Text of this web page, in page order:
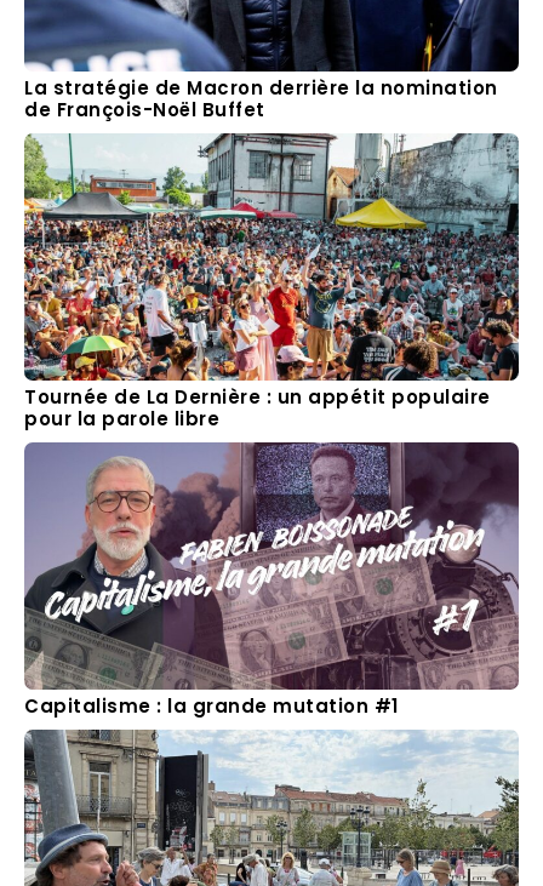
La stratégie de Macron derrière la nomination
de François-Noël Buffet
Tournée de La Dernière : un appétit populaire
pour la parole libre
Capitalisme : la grande mutation #1